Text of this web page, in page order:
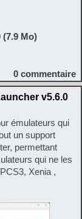
(7.9 Mo)
0 commentaire
v5.6.0
émulateurs qui
un support
permettant
qui ne les
Xenia ,